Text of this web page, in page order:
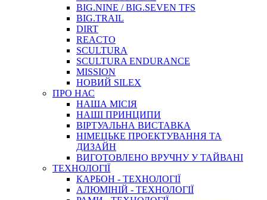
BIG.NINE / BIG.SEVEN TFS
BIG.TRAIL
DIRT
REACTO
SCULTURA
SCULTURA ENDURANCE
MISSION
НОВИЙ SILEX
ПРО НАС
НАША МICIЯ
НАШI ПРИНЦИПИ
ВIРТУАЛЬНА ВИСТАВКА
НІМЕЦЬКЕ ПРОЕКТУВАННЯ ТА
ДИЗАЙН
ВИГОТОВЛЕНО ВРУЧНУ У ТАЙВАНІ
ТЕХНОЛОГІЇ
КАРБОН - ТЕХНОЛОГІЇ
АЛЮМІНІЙ - ТЕХНОЛОГІЇ